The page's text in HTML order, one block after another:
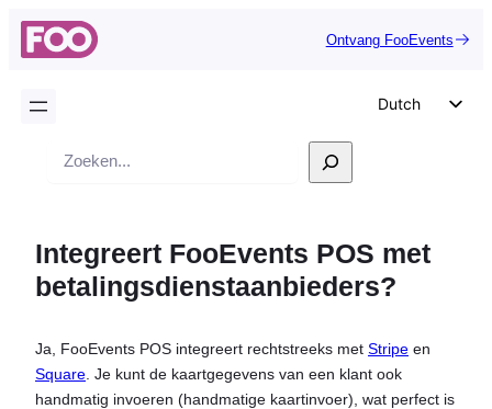
Ontvang FooEvents
Dutch
Italian
Portuguese
Polish
Czech
Zoek
Integreert FooEvents POS met
betalingsdienstaanbieders?
Ja, FooEvents POS integreert rechtstreeks met Stripe en
Square . Je kunt de kaartgegevens van een klant ook
handmatig invoeren (handmatige kaartinvoer), wat perfect is